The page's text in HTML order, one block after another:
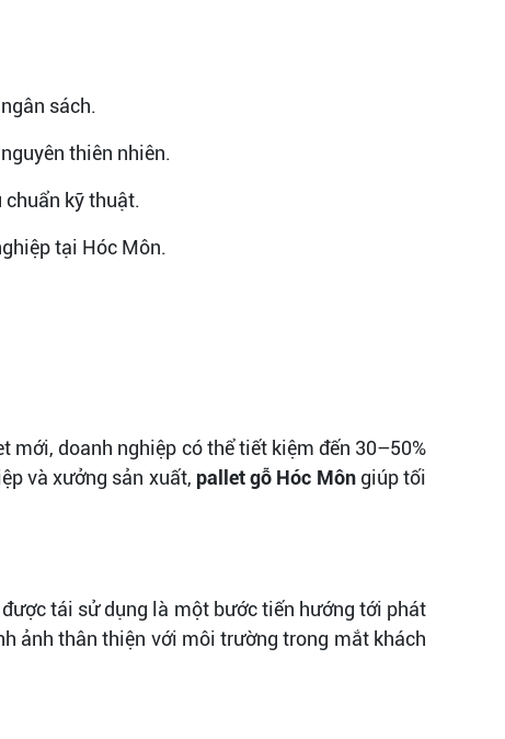
sách.
thiên nhiên.
kỹ thuật.
tại Hóc Môn.
doanh nghiệp có thể tiết kiệm đến 30–50%
và xưởng sản xuất, pallet gỗ Hóc Môngiúp tối
được tái sử dụng là một bước tiến hướng tới phát
ảnh thân thiện với môi trường trong mắt khách